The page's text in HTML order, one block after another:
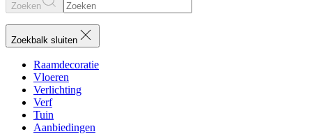
Zoeken
Zoekbalk sluiten
Raamdecoratie
Vloeren
Verlichting
Verf
Tuin
Aanbiedingen